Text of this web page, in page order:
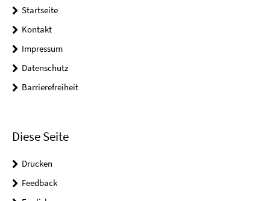
Startseite
Kontakt
Impressum
Datenschutz
Barrierefreiheit
Diese Seite
Drucken
Feedback